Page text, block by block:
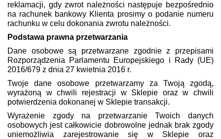
reklamacji, gdy zwrot należności następuje bezpośrednio
na rachunek bankowy Klienta prosimy o podanie numeru
rachunku w celu dokonania zwrotu należności.
Podstawa prawna przetwarzania
Dane osobowe są przetwarzane zgodnie z przepisami
Rozporządzenia Parlamentu Europejskiego i Rady (UE)
2016/679 z dnia 27 kwietnia 2016 r.
Twoje dane osobowe przetwarzamy za Twoją zgodą,
wyrażoną w chwili rejestracji w Sklepie oraz w chwili
potwierdzenia dokonanej w Sklepie transakcji.
Wyrażenie zgody na przetwarzanie Twoich danych
osobowych jest całkowicie dobrowolne jednak brak zgody
uniemożliwia zarejestrowanie się w Sklepie oraz